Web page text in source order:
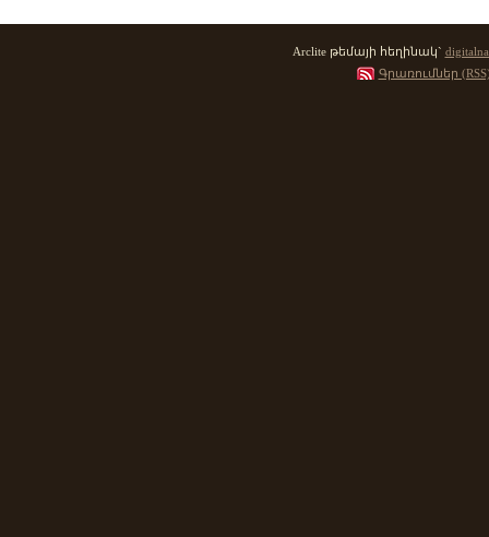
Arclite թեմայի հեղինակ`
Գրառումներ